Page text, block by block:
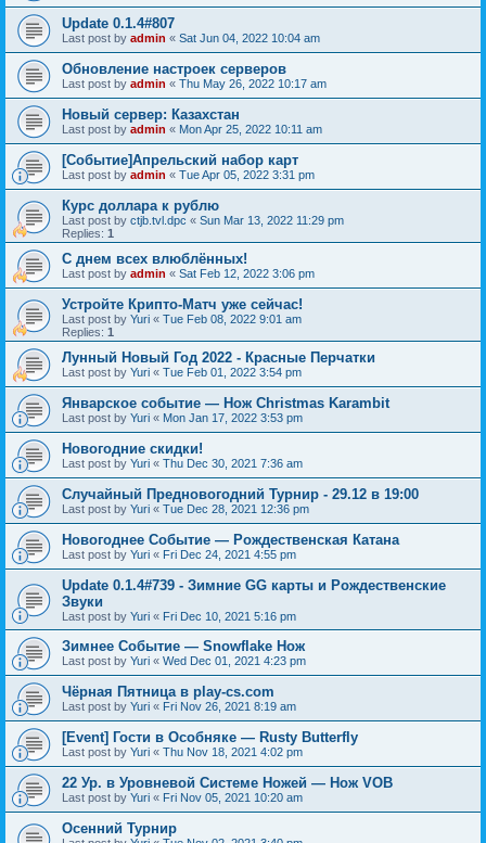
Update 0.1.4#807
Last post by admin « Sat Jun 04, 2022 10:04 am
Обновление настроек серверов
Last post by admin « Thu May 26, 2022 10:17 am
Новый сервер: Казахстан
Last post by admin « Mon Apr 25, 2022 10:11 am
[Событие]Апрельский набор карт
Last post by admin « Tue Apr 05, 2022 3:31 pm
Курс доллара к рублю
Last post by ctjb.tvl.dpc « Sun Mar 13, 2022 11:29 pm
Replies: 1
С днем всех влюблённых!
Last post by admin « Sat Feb 12, 2022 3:06 pm
Устройте Крипто-Матч уже сейчас!
Last post by Yuri « Tue Feb 08, 2022 9:01 am
Replies: 1
Лунный Новый Год 2022 - Красные Перчатки
Last post by Yuri « Tue Feb 01, 2022 3:54 pm
Январское событие — Нож Christmas Karambit
Last post by Yuri « Mon Jan 17, 2022 3:53 pm
Новогодние скидки!
Last post by Yuri « Thu Dec 30, 2021 7:36 am
Случайный Предновогодний Турнир - 29.12 в 19:00
Last post by Yuri « Tue Dec 28, 2021 12:36 pm
Новогоднее Событие — Рождественская Катана
Last post by Yuri « Fri Dec 24, 2021 4:55 pm
Update 0.1.4#739 - Зимние GG карты и Рождественские
Звуки
Last post by Yuri « Fri Dec 10, 2021 5:16 pm
Зимнее Событие — Snowflake Нож
Last post by Yuri « Wed Dec 01, 2021 4:23 pm
Чёрная Пятница в play-cs.com
Last post by Yuri « Fri Nov 26, 2021 8:19 am
[Event] Гости в Особняке — Rusty Butterfly
Last post by Yuri « Thu Nov 18, 2021 4:02 pm
22 Ур. в Уровневой Системе Ножей — Нож VOB
Last post by Yuri « Fri Nov 05, 2021 10:20 am
Осенний Турнир